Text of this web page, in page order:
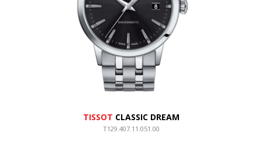
TISSOT CLASSIC DREAM
T129.407.11.051.00